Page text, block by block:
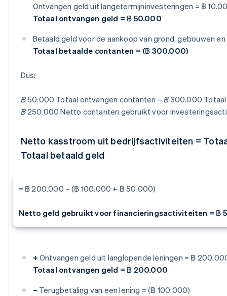
Ontvangen geld uit langetermijninvesteringen = ฿
Totaal ontvangen geld = ฿ 50.000
Betaald geld voor de aankoop van grond, gebouwen
Totaal betaalde contanten = (฿ 300.000)
Dus:
฿ 50.000 Totaal ontvangen contanten – ฿ 300.000
฿ 250.000 Netto contanten gebruikt voor
Netto kasstroom uit bedrijfsactiviteiten =
Totaal betaald geld
= ฿ 200.000 – (฿ 100.000 + ฿ 50.000)
Netto geld gebruikt voor financieringsactiviteiten = ฿
+ Ontvangen geld uit langlopende leningen = ฿
Totaal ontvangen geld = ฿ 200.000
– Terugbetaling van een lening = (฿ 100.000)